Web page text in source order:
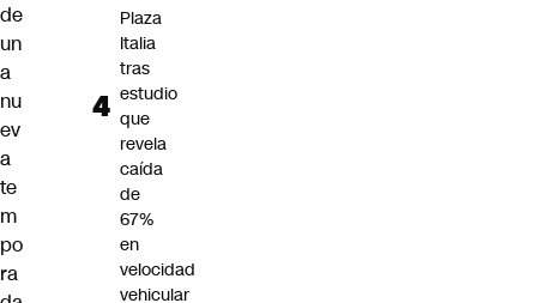
de
un
a
nu
ev
a
te
m
po
ra
Plaza
Italia
tras
estudio
que
revela
caída
de
67%
en
velocidad
vehicular